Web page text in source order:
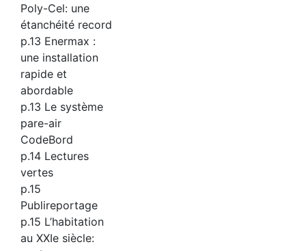
Poly-Cel: une
étanchéité record
p.13 Enermax :
une installation
rapide et
abordable
p.13 Le système
pare-air
CodeBord
p.14 Lectures
vertes
p.15
Publireportage
p.15 L’habitation
au XXIe siècle: